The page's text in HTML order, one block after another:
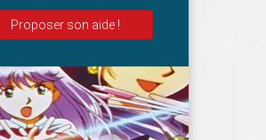
Proposer son aide !